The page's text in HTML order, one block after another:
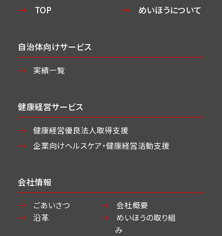
TOP めいほうについて
自治体向けサービス
実績一覧
健康経営サービス
健康経営優良法人取得支援
企業向けヘルスケア・健康経営活動支援
会社情報
ごあいさつ
会社概要
沿革
めいほうの取り組
み